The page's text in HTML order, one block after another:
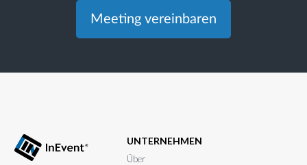
Meeting vereinbaren
UNTERNEHMEN
Über